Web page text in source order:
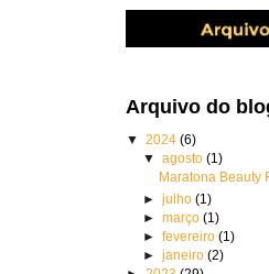
Arquivo do
▼2024(6)
▼ agosto (1)
Maratona Beauty
► julho (1)
► março (1)
► fevereiro (1)
► janeiro (2)